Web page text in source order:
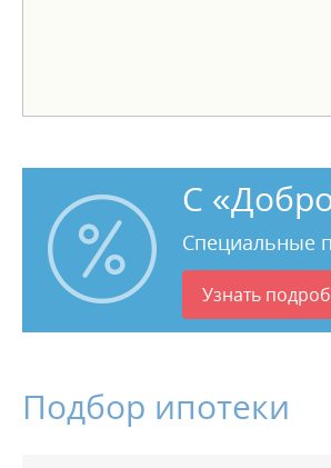
С
Специальные
Узнать
Подбор ипотеки